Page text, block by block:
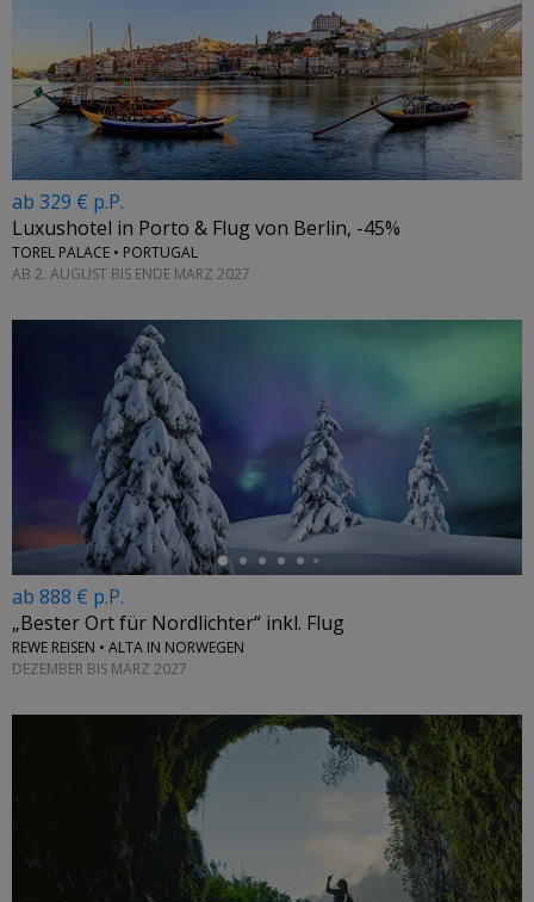
ab 329 € p.P.
Luxushotel in Porto & Flug von Berlin, -45%
TOREL PALACE • PORTUGAL
AB 2. AUGUST BIS ENDE MÄRZ 2027
ab 888 € p.P.
„Bester Ort für Nordlichter“ inkl. Flug
REWE REISEN • ALTA IN NORWEGEN
DEZEMBER BIS MÄRZ 2027